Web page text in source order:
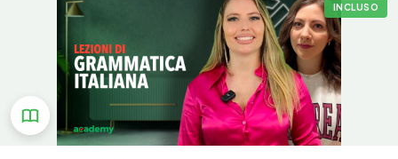
INCLUSO